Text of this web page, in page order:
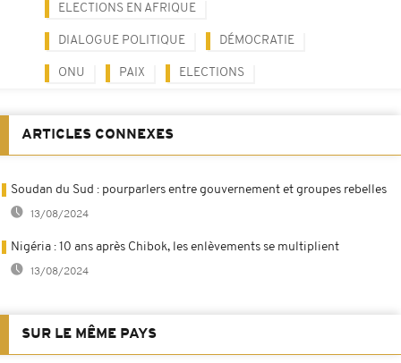
ELECTIONS EN AFRIQUE
DIALOGUE POLITIQUE DÉMOCRATIE
ONU PAIX ELECTIONS
ARTICLES CONNEXES
Soudan du Sud : pourparlers entre gouvernement et groupes rebelles
13/08/2024
Nigéria : 10 ans après Chibok, les enlèvements se multiplient
13/08/2024
SUR LE MÊME PAYS